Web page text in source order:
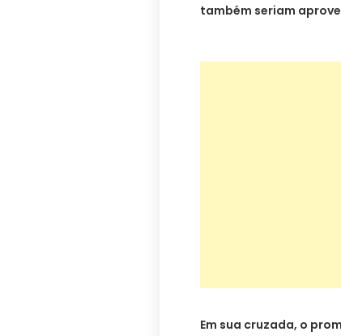
também seriam
Em sua cruzada, o